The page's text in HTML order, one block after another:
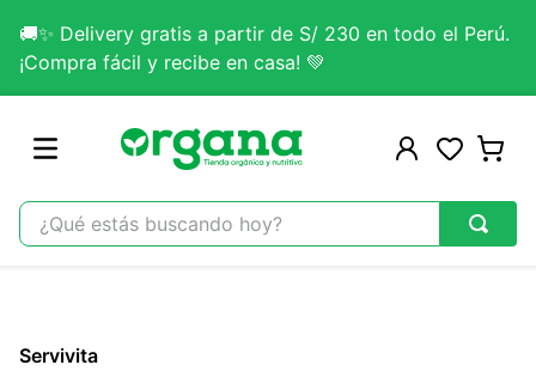
🚚✨ Delivery gratis a partir de S/ 230 en todo el Perú.
¡Compra fácil y recibe en casa! 💚
¿Qué estás buscando hoy?
2.
citrato magnesio
Servivita